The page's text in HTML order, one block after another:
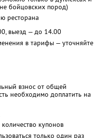
бойцовских пород)
ресторана
выезд — до 14.00
в тарифы — уточняйте
взнос от общей
необходимо доплатить на
купонов
только один раз